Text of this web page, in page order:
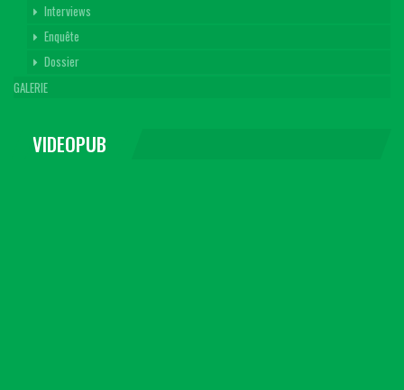
Interviews
Enquête
Dossier
GALERIE
VIDEOPUB